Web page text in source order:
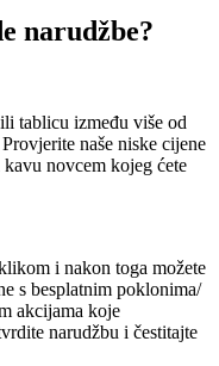
narudžbe?
tablicu između više od
naše niske cijene
novcem kojeg ćete
i nakon toga možete
s besplatnim poklonima/
akcijama koje
narudžbu i čestitajte